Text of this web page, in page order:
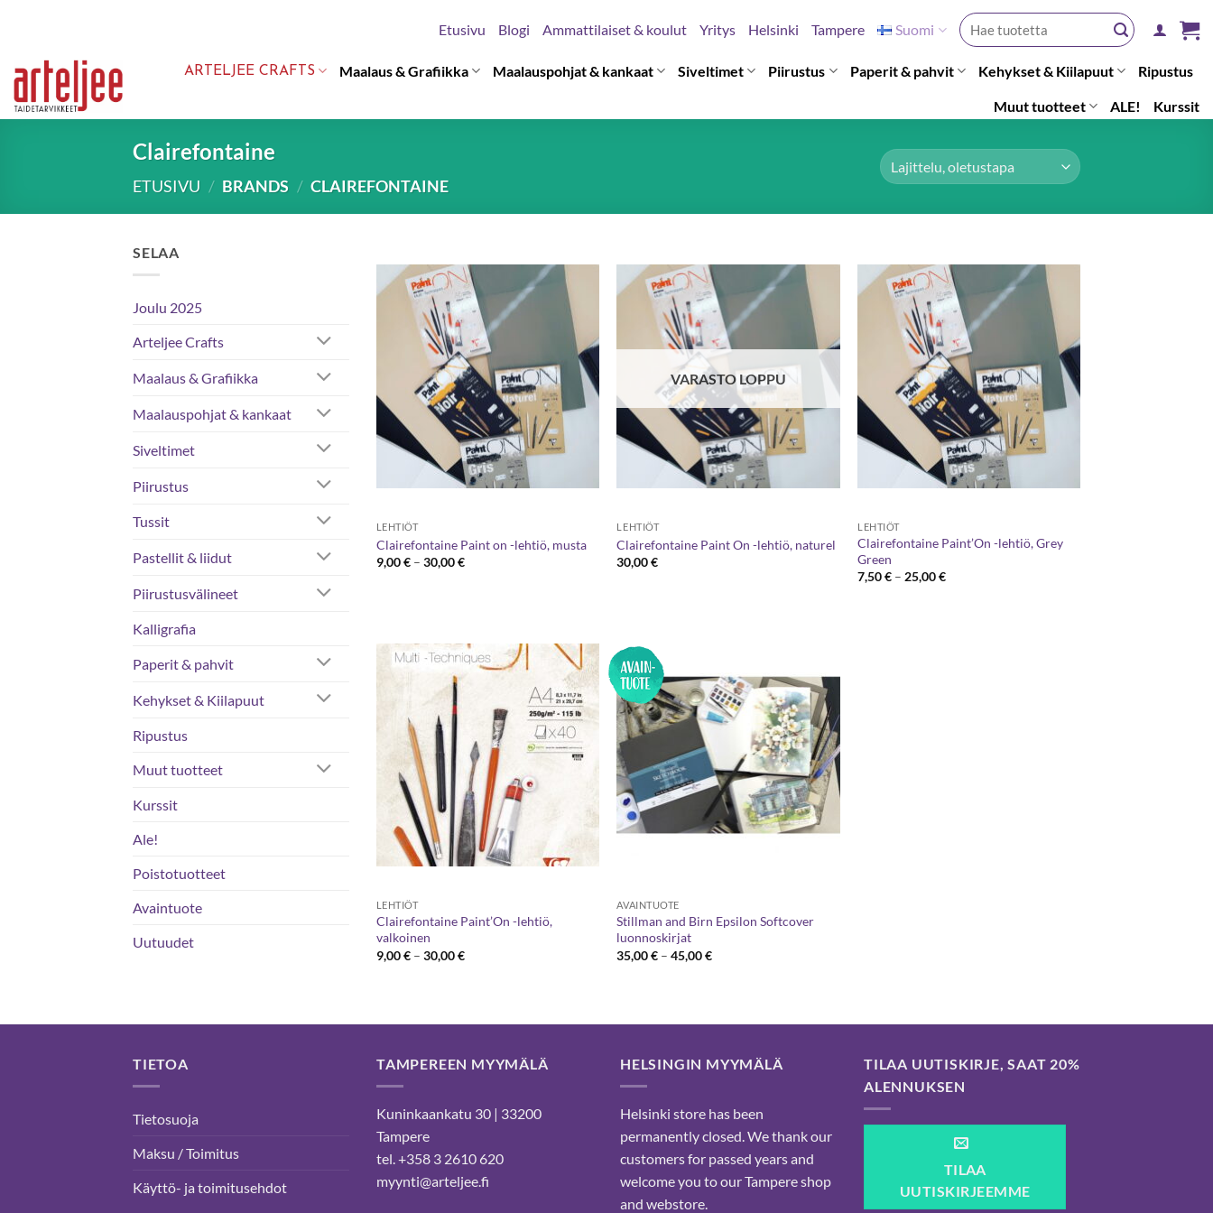
content
Etusivu Blogi Ammattilaiset & koulut Yritys Helsinki Tampere Suomi
Etsi:
ARTELJEE CRAFTS Maalaus & Grafiikka Maalauspohjat & kankaat Siveltimet Piirustus Paperit & pahvit Kehykset & Kiilapuut Ripustus
Muut tuotteet ALE! Kurssit
Clairefontaine
ETUSIVU / BRANDS / CLAIREFONTAINE
SELAA
Joulu 2025
Arteljee Crafts
Maalaus & Grafiikka
Maalauspohjat & kankaat
Siveltimet
Piirustus
Tussit
Pastellit & liidut
Piirustusvälineet
Kalligrafia
Paperit & pahvit
Kehykset & Kiilapuut
Ripustus
Muut tuotteet
Kurssit
Ale!
Poistotuotteet
Avaintuote
Uutuudet
LEHTIÖT
Clairefontaine Paint on -lehtiö, musta
9,00€ – 30,00€Hintaluokka:
VARASTO LOPPU
LEHTIÖT
Clairefontaine Paint On -lehtiö, naturel
30,00€
LEHTIÖT
Clairefontaine Paint’On -lehtiö, Grey
Green
7,50€ – 25,00€Hintaluokka:
LEHTIÖT
Clairefontaine Paint’On -lehtiö,
valkoinen
9,00€ – 30,00€Hintaluokka:
AVAINTUOTE
Stillman and Birn Epsilon Softcover
luonnoskirjat
35,00€ – 45,00€Hintaluokka:
TIETOA
Tietosuoja
Maksu / Toimitus
Käyttö- ja toimitusehdot
TAMPEREEN MYYMÄLÄ
Kuninkaankatu 30 | 33200
Tampere
tel. +358 3 2610 620
myynti@arteljee.fi
HELSINGIN MYYMÄLÄ
Helsinki store has been
permanently closed. We thank our
customers for passed years and
welcome you to our Tampere shop
and webstore.
TILAA UUTISKIRJE, SAAT 20%
ALENNUKSEN
TILAA
UUTISKIRJEEMME